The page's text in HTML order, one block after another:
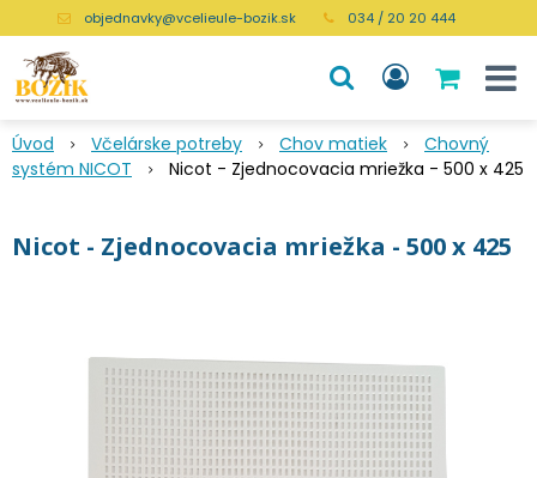
objednavky@vcelieule-bozik.sk 034 / 20 20 444
Úvod Včelárske potreby Chov matiek
Chovný
systém NICOT
Nicot - Zjednocovacia mriežka - 500 x 425
Nicot - Zjednocovacia mriežka - 500 x 425